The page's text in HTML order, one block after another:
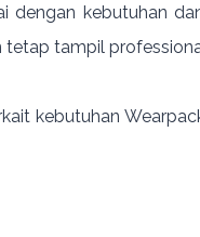
dengan kebutuhan
tetap tampil
kebutuhan